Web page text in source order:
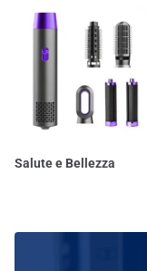
Salute e Bellezza